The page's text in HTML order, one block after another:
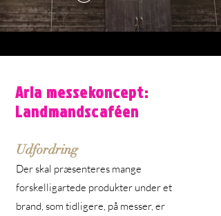
Arla messekoncept:
Landmandscaféen
Udfordring
Der skal præsenteres mange
forskelligartede produkter under et
brand, som tidligere, på messer, er